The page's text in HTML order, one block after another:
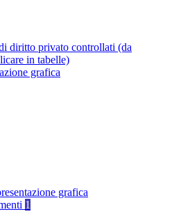
diritto privato controllati (da
in tabelle)
grafica
grafica
1